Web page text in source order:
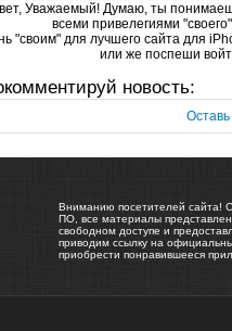
Уважаемый! Думаю, ты
всеми привелегиями
"своим" для лучшего сайта для
или же поспеши
новость:
Оставь
Вниманию посетителей сайта!
ПО, все материалы
свободном доступе и
приводим ссылку на
приобрести понравившееся